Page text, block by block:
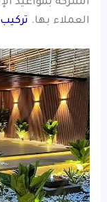
الشركة بمواعيد
العملاء بها.